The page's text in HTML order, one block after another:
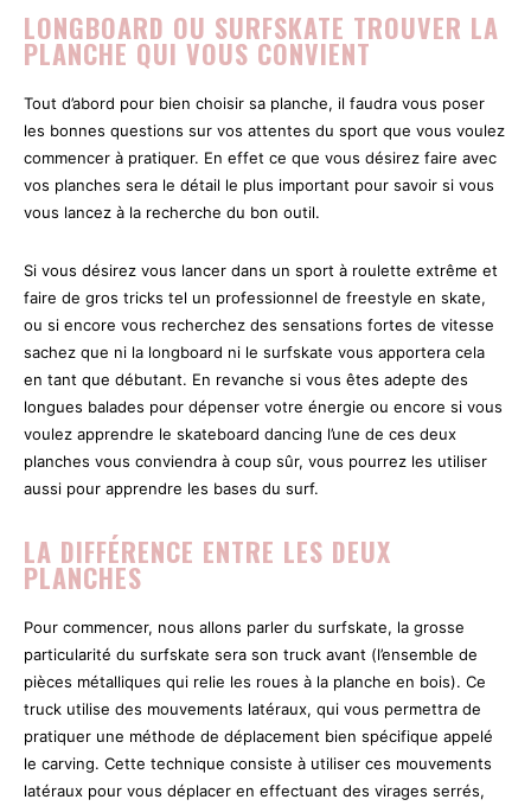
LONGBOARD OU SURFSKATE TROUVER LA
PLANCHE QUI VOUS CONVIENT
Tout d’abord pour bien choisir sa planche, il faudra vous poser
les bonnes questions sur vos attentes du sport que vous voulez
commencer à pratiquer. En effet ce que vous désirez faire avec
vos planches sera le détail le plus important pour savoir si vous
vous lancez à la recherche du bon outil.
Si vous désirez vous lancer dans un sport à roulette extrême et
faire de gros tricks tel un professionnel de freestyle en skate,
ou si encore vous recherchez des sensations fortes de vitesse
sachez que ni la longboard ni le surfskate vous apportera cela
en tant que débutant. En revanche si vous êtes adepte des
longues balades pour dépenser votre énergie ou encore si vous
voulez apprendre le skateboard dancing l’une de ces deux
planches vous conviendra à coup sûr, vous pourrez les utiliser
aussi pour apprendre les bases du surf.
LA DIFFÉRENCE ENTRE LES DEUX
PLANCHES
Pour commencer, nous allons parler du surfskate, la grosse
particularité du surfskate sera son truck avant (l’ensemble de
pièces métalliques qui relie les roues à la planche en bois). Ce
truck utilise des mouvements latéraux, qui vous permettra de
pratiquer une méthode de déplacement bien spécifique appelé
le carving. Cette technique consiste à utiliser ces mouvements
latéraux pour vous déplacer en effectuant des virages serrés,